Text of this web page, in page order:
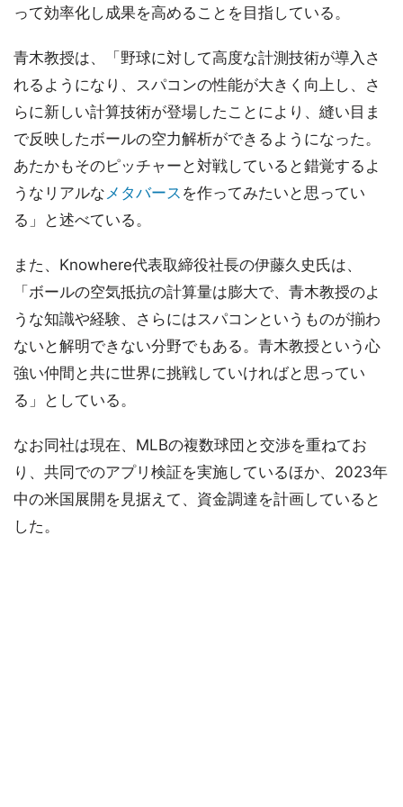
って効率化し成果を高めることを目指している。
青木教授は、「野球に対して高度な計測技術が導入さ
れるようになり、スパコンの性能が大きく向上し、さ
らに新しい計算技術が登場したことにより、縫い目ま
で反映したボールの空力解析ができるようになった。
あたかもそのピッチャーと対戦していると錯覚するよ
うなリアルなメタバース を作ってみたいと思ってい
る」と述べている。
また、Knowhere代表取締役社長の伊藤久史氏は、
「ボールの空気抵抗の計算量は膨大で、青木教授のよ
うな知識や経験、さらにはスパコンというものが揃わ
ないと解明できない分野でもある。青木教授という心
強い仲間と共に世界に挑戦していければと思ってい
る」としている。
なお同社は現在、MLBの複数球団と交渉を重ねてお
り、共同でのアプリ検証を実施しているほか、2023年
中の米国展開を見据えて、資金調達を計画していると
した。